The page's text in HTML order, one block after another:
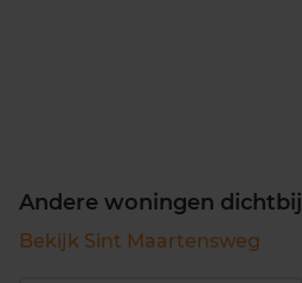
Andere woningen dichtbij
Bekijk Sint Maartensweg